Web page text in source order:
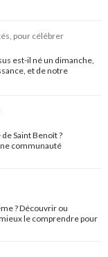
pour célébrer
est-il né un dimanche,
et de notre
Saint Benoît ?
communauté
? Découvrir ou
le comprendre pour